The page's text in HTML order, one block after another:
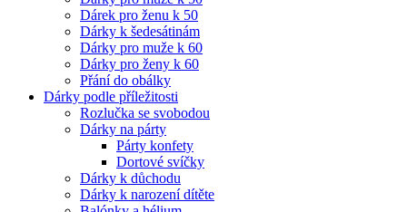
Dárek pro ženu k 50
Dárky k šedesátinám
Dárky pro muže k 60
Dárky pro ženy k 60
Přání do obálky
Dárky podle příležitosti
Rozlučka se svobodou
Dárky na párty
Párty konfety
Dortové svíčky
Dárky k důchodu
Dárky k narození dítěte